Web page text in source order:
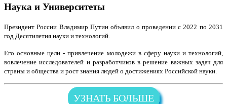
Наука и Университеты
Президент России Владимир Путин объявил о проведении с 2022 по 2031
год Десятилетия науки и технологий.
Его основные цели - привлечение молодежи в сферу науки и технологий,
вовлечение исследователей и разработчиков в решение важных задач для
страны и общества и рост знания людей о достижениях Российской науки.
УЗНАТЬ БОЛЬШЕ